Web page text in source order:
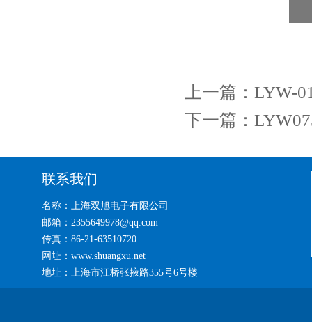
上一篇： LYW-
下一篇：
联系我们
名称：上海双旭电子有限公司
邮箱：2355649978@qq.com
传真：86-21-63510720
网址：www.shuangxu.net
地址：上海市江桥张掖路355号6号楼